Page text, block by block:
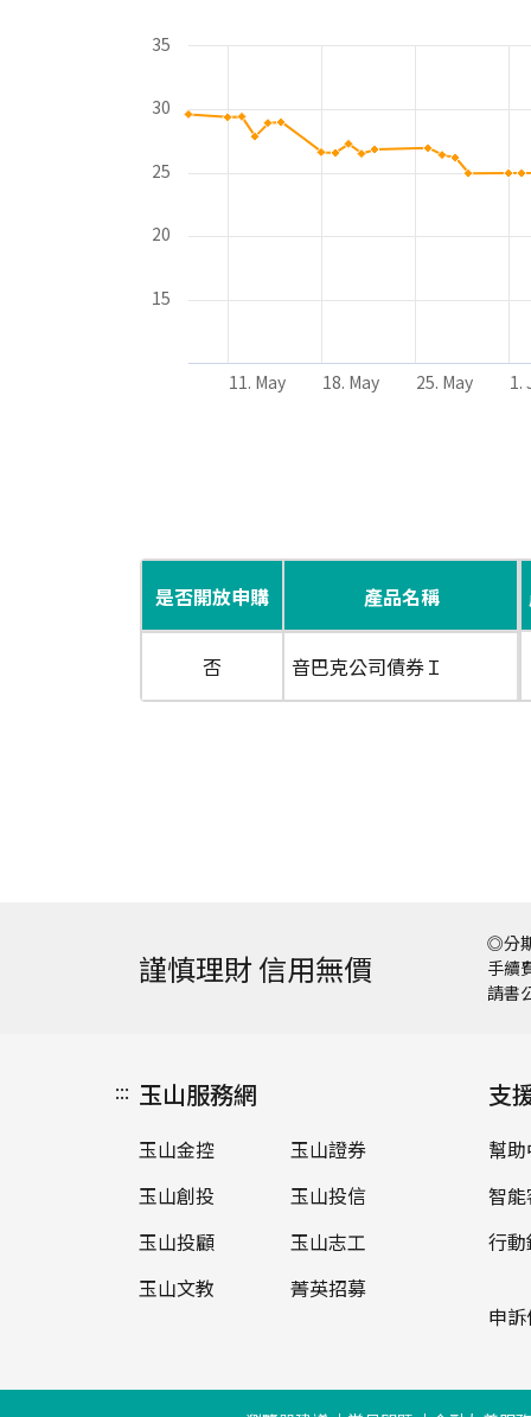
The chart has 2 Y axes displaying values and
11. May 18. May 25. May 1.
15
20
25
30
35
是否開放申購 產品名稱
否 音巴克公司債券Ｉ
謹慎理財 信用無價
◎分
手續
請書
::: 玉山服務網
玉山金控
玉山證券
玉山創投
玉山投信
玉山投顧
玉山志工
玉山文教
菁英招募
支
幫
智
行
申